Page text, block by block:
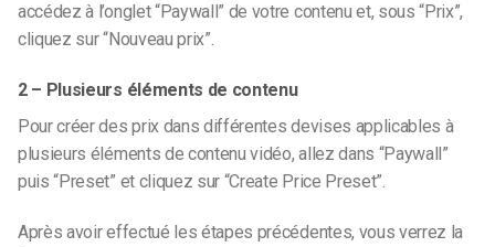
accédez à l’onglet “Paywall” de votre contenu et, sous “Prix”,
cliquez sur “Nouveau prix”.
2 – Plusieurs éléments de contenu
Pour créer des prix dans différentes devises applicables à
plusieurs éléments de contenu vidéo, allez dans “Paywall”
puis “Preset” et cliquez sur “Create Price Preset”.
Après avoir effectué les étapes précédentes, vous verrez la